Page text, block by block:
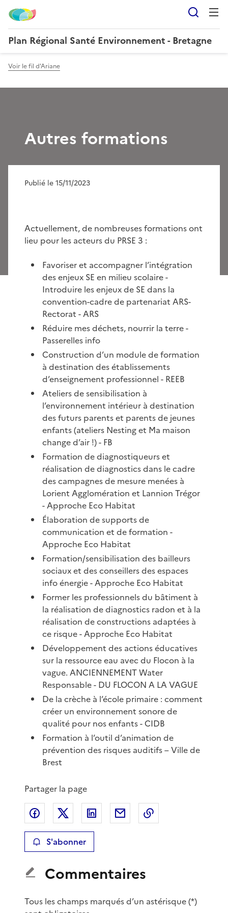
Plan Régional Santé Environnement - Bretagne
Voir le fil d'Ariane
Autres formations
Publié le 15/11/2023
Actuellement, de nombreuses formations ont
lieu pour les acteurs du PRSE 3 :
Favoriser et accompagner l’intégration
des enjeux SE en milieu scolaire -
Introduire les enjeux de SE dans la
convention-cadre de partenariat ARS-
Rectorat - ARS
Réduire mes déchets, nourrir la terre -
Passerelles info
Construction d’un module de formation
à destination des établissements
d’enseignement professionnel - REEB
Ateliers de sensibilisation à
l’environnement intérieur à destination
des futurs parents et parents de jeunes
enfants (ateliers Nesting et Ma maison
change d’air !) - FB
Formation de diagnostiqueurs et
réalisation de diagnostics dans le cadre
des campagnes de mesure menées à
Lorient Agglomération et Lannion Trégor
- Approche Eco Habitat
Élaboration de supports de
communication et de formation -
Approche Eco Habitat
Formation/sensibilisation des bailleurs
sociaux et des conseillers des espaces
info énergie - Approche Eco Habitat
Former les professionnels du bâtiment à
la réalisation de diagnostics radon et à la
réalisation de constructions adaptées à
ce risque - Approche Eco Habitat
Développement des actions éducatives
sur la ressource eau avec du Flocon à la
vague. ANCIENNEMENT Water
Responsable - DU FLOCON A LA VAGUE
De la crèche à l’école primaire : comment
créer un environnement sonore de
qualité pour nos enfants - CIDB
Formation à l’outil d’animation de
prévention des risques auditifs – Ville de
Brest
Partager la page
Partager sur Facebook
Partager sur XPartager sur LinkedIn
Partager par email
S'abonner
Commentaires
Tous les champs marqués d’un astérisque (*)